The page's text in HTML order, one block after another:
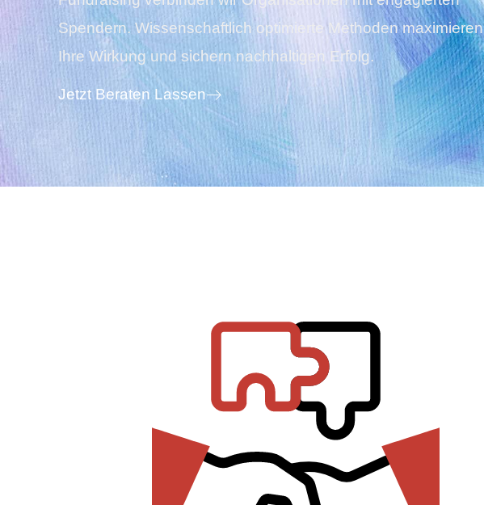
Spendern. Wissenschaftlich optimierte Methoden maximieren
Ihre Wirkung und sichern nachhaltigen Erfolg.
Jetzt Beraten Lassen